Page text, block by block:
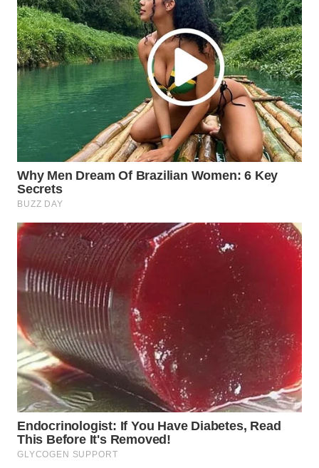
SERDANG
WN
TEBING
TINGGI
WN
WN
KARAWANG
WN
BEKASI
WN
BOGOR
WN
DEPOK
WN
TAPANULI
UTARA
WN